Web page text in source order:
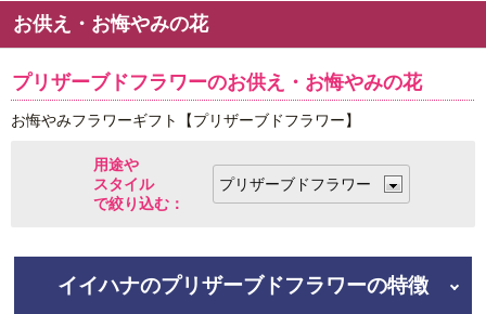
お供え・お悔やみの花
プリザーブドフラワーのお供え・お悔やみの花
お悔やみフラワーギフト【プリザーブドフラワー】
用途や
スタイル
で絞り込む：
イイハナのプリザーブドフラワーの特徴